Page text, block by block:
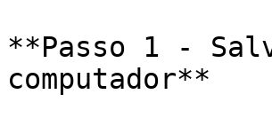
**Passo 1 -
computador**